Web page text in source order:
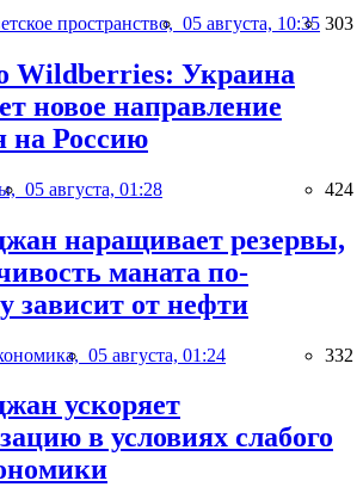
пространство, 05 августа, 10:35 303
Wildberries: Украина
новое направление
на Россию
05 августа, 01:28 424
наращивает резервы,
маната по-
зависит от нефти
05 августа, 01:24 332
ускоряет
в условиях слабого